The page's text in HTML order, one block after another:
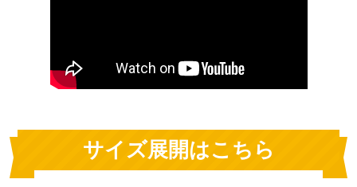
サイズ展開はこちら